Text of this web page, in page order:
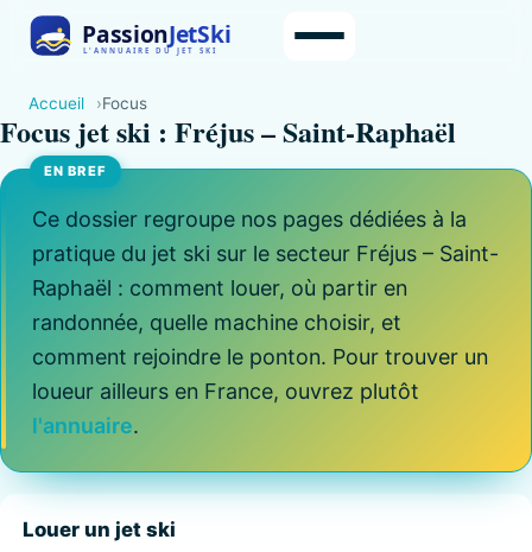
Accueil Focus
Focus jet ski : Fréjus – Saint-Raphaël
Ce dossier regroupe nos pages dédiées à la
pratique du jet ski sur le secteur Fréjus – Saint-
Raphaël : comment louer, où partir en
randonnée, quelle machine choisir, et
comment rejoindre le ponton. Pour trouver un
loueur ailleurs en France, ouvrez plutôt
l'annuaire.
Louer un jet ski